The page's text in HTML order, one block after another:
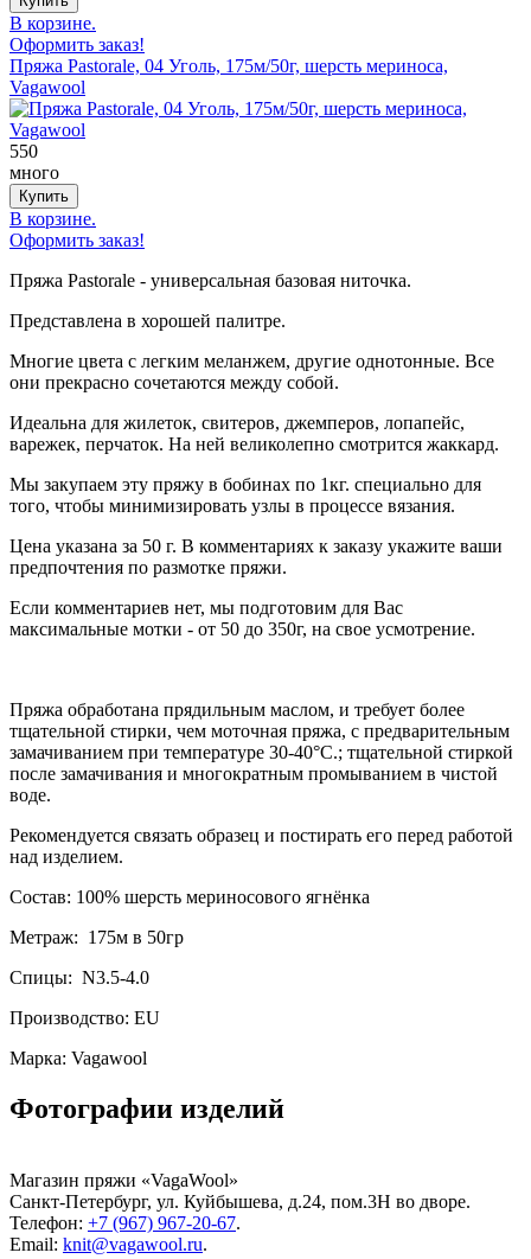
В корзине.
Оформить заказ!
Пряжа Pastorale, 04 Уголь, 175м/50г, шерсть мериноса,
Vagawool
550
много
В корзине.
Оформить заказ!
Пряжа Pastorale - универсальная базовая ниточка.
Представлена в хорошей палитре.
Многие цвета с легким меланжем, другие однотонные. Все
они прекрасно сочетаются между собой.
Идеальна для жилеток, свитеров, джемперов, лопапейс,
варежек, перчаток. На ней великолепно смотрится жаккард.
Мы закупаем эту пряжу в бобинах по 1кг. специально для
того, чтобы минимизировать узлы в процессе вязания.
Цена указана за 50 г. В комментариях к заказу укажите ваши
предпочтения по размотке пряжи.
Если комментариев нет, мы подготовим для Вас
максимальные мотки - от 50 до 350г, на свое усмотрение.
Пряжа обработана прядильным маслом, и требует более
тщательной стирки, чем моточная пряжа, с предварительным
замачиванием при температуре 30-40°С.; тщательной стиркой
после замачивания и многократным промыванием в чистой
воде.
Рекомендуется связать образец и постирать его перед работой
над изделием.
Состав: 100% шерсть мериносового ягнёнка
Метраж: 175м в 50гр
Спицы: N3.5-4.0
Производство: EU
Марка: Vagawool
Фотографии изделий
Магазин пряжи «VagaWool»
Санкт-Петербург, ул. Куйбышева, д.24, пом.3Н во дворе.
Телефон: +7 (967) 967-20-67.
Email: knit@vagawool.ru.